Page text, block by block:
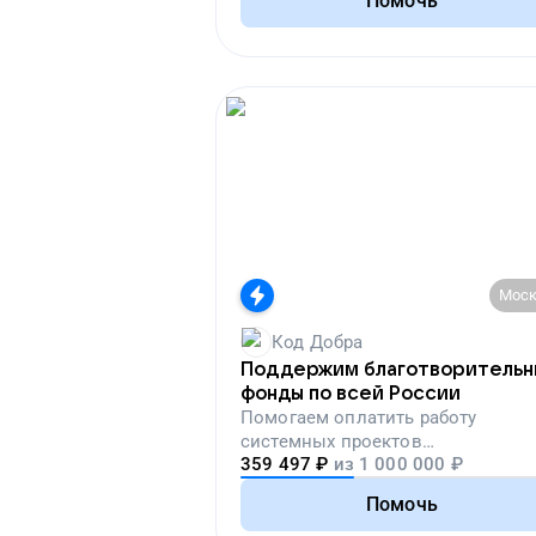
Код Добра
Поддержим
фонды по всей России
Помогаем оплатить работу
системных проектов
благотворительных организаций
359 497 ₽ из 1 000 000 ₽
Помочь